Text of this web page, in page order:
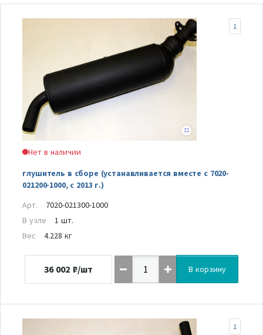
Нет в наличии
глушитель в сборе (устанавливается вместе с 7020-
021200-1000, с 2013 г.)
1
Арт.
7020-021300-1000
В узле
1 шт.
Вес
4.228 кг
36 002 ₽/шт В корзину
1